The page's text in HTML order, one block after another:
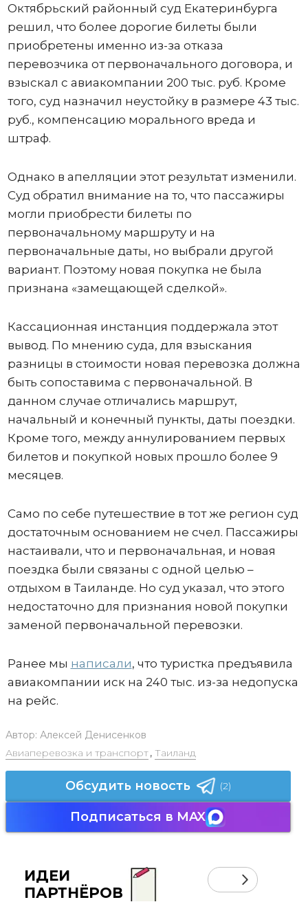
Октябрьский районный суд Екатеринбурга
решил, что более дорогие билеты были
приобретены именно из-за отказа
перевозчика от первоначального договора, и
взыскал с авиакомпании 200 тыс. руб. Кроме
того, суд назначил неустойку в размере 43 тыс.
руб., компенсацию морального вреда и
штраф.
Однако в апелляции этот результат изменили.
Суд обратил внимание на то, что пассажиры
могли приобрести билеты по
первоначальному маршруту и на
первоначальные даты, но выбрали другой
вариант. Поэтому новая покупка не была
признана «замещающей сделкой».
Кассационная инстанция поддержала этот
вывод. По мнению суда, для взыскания
разницы в стоимости новая перевозка должна
быть сопоставима с первоначальной. В
данном случае отличались маршрут,
начальный и конечный пункты, даты поездки.
Кроме того, между аннулированием первых
билетов и покупкой новых прошло более 9
месяцев.
Само по себе путешествие в тот же регион суд
достаточным основанием не счел. Пассажиры
настаивали, что и первоначальная, и новая
поездка были связаны с одной целью –
отдыхом в Таиланде. Но суд указал, что этого
недостаточно для признания новой покупки
заменой первоначальной перевозки.
Ранее мы написали, что туристка предъявила
авиакомпании иск на 240 тыс. из-за недопуска
на рейс.
Автор: Алексей Денисенков
Авиаперевозка и транспорт, Таиланд
Обсудить новость (2)
Подписаться в MAX
ИДЕИ
ПАРТНЁРОВ